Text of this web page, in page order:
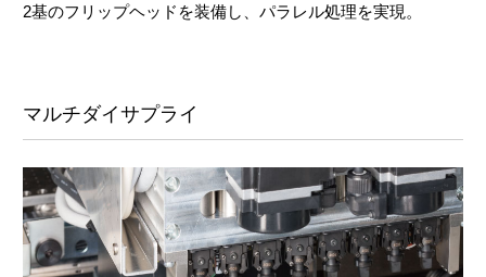
2基のフリップヘッドを装備し、パラレル処理を実現。
マルチダイサプライ